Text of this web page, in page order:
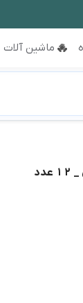
ماشین آلات